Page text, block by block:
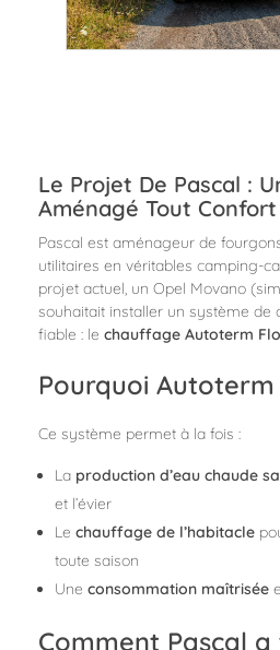
Le Projet De Pascal :
Aménagé Tout Confort
Pascal est aménageur de
utilitaires en véritables camping-
projet actuel, un Opel Movano
souhaitait installer un système
fiable : le chauffage Autoterm
Pourquoi Autoterm
Ce système permet à la fois :
La production d’eau chaude
et l’évier
Lechauffage de l’habitacle
toute saison
Uneconsommation maîtrisée
Comment Pascal